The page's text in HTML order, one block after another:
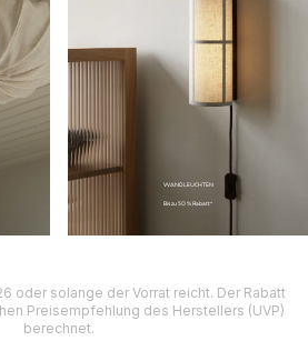
WANDLEUCHTEN
Bis zu 50 % Rabatt*
oder solange der Vorrat reicht. Der Rabatt
Preisempfehlung des Herstellers (UVP)
berechnet.